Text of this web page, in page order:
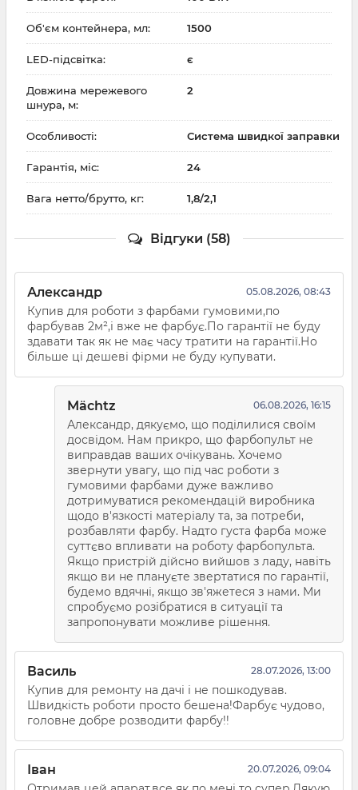
Об'єм контейнера, мл: 1500
LED-підсвітка: є
Довжина мережевого
шнура, м:
2
Особливості: Система швидкої заправки
Гарантія, міс: 24
Вага нетто/брутто, кг: 1,8/2,1
Відгуки (58)
Александр 05.08.2026, 08:43
Купив для роботи з фарбами гумовими,по
фарбував 2м²,і вже не фарбує.По гарантії не буду
здавати так як не має часу тратити на гарантії.Но
більше ці дешеві фірми не буду купувати.
Mächtz 06.08.2026, 16:15
Александр, дякуємо, що поділилися своїм
досвідом. Нам прикро, що фарбопульт не
виправдав ваших очікувань. Хочемо
звернути увагу, що під час роботи з
гумовими фарбами дуже важливо
дотримуватися рекомендацій виробника
щодо в'язкості матеріалу та, за потреби,
розбавляти фарбу. Надто густа фарба може
суттєво впливати на роботу фарбопульта.
Якщо пристрій дійсно вийшов з ладу, навіть
якщо ви не плануєте звертатися по гарантії,
будемо вдячні, якщо зв'яжетеся з нами. Ми
спробуємо розібратися в ситуації та
запропонувати можливе рішення.
Василь 28.07.2026, 13:00
Купив для ремонту на дачі і не пошкодував.
Швидкість роботи просто бешена!Фарбує чудово,
головне добре розводити фарбу!!
Іван 20.07.2026, 09:04